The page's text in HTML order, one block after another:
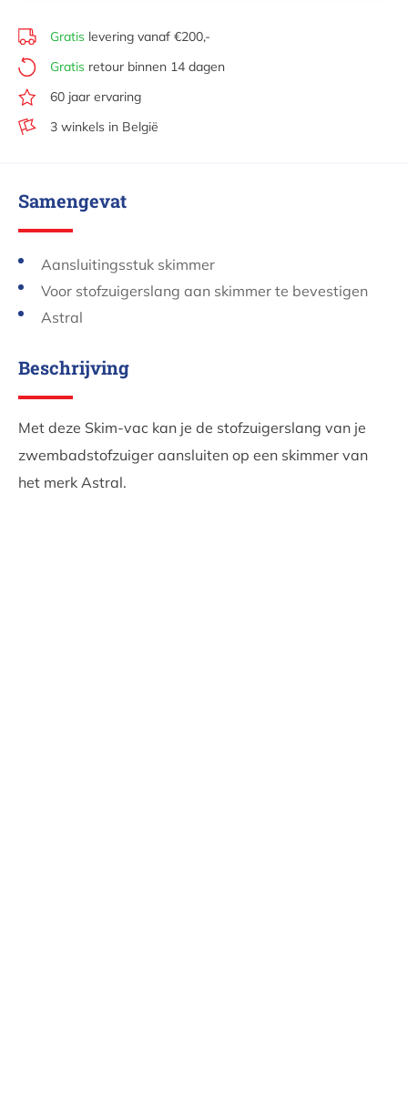
Gratis levering vanaf €200,-
Gratis retour binnen 14 dagen
60 jaar ervaring
3 winkels in België
Samengevat
Aansluitingsstuk skimmer
Voor stofzuigerslang aan skimmer te bevestigen
Astral
Beschrijving
Met deze Skim-vac kan je de stofzuigerslang van je
zwembadstofzuiger aansluiten op een skimmer van
het merk Astral.